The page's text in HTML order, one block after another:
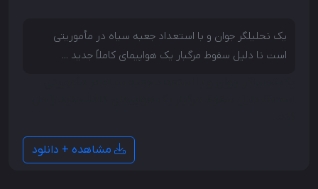
یک تحلیلگر جوان و با استعداد جعبه سیاه در مأموریتی
است تا دلیل سقوط مرگبار یک هواپیمای کاملاً جدید ...
مشاهده + دانلود